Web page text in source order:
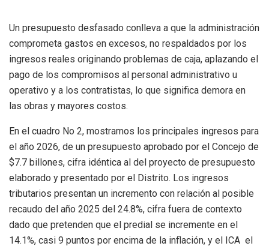
Un presupuesto desfasado conlleva a que la administración
comprometa gastos en excesos, no respaldados por los
ingresos reales originando problemas de caja, aplazando el
pago de los compromisos al personal administrativo u
operativo y a los contratistas, lo que significa demora en
las obras y mayores costos.
En el cuadro No 2, mostramos los principales ingresos para
el año 2026, de un presupuesto aprobado por el Concejo de
$7.7 billones, cifra idéntica al del proyecto de presupuesto
elaborado y presentado por el Distrito. Los ingresos
tributarios presentan un incremento con relación al posible
recaudo del año 2025 del 24.8%, cifra fuera de contexto
dado que pretenden que el predial se incremente en el
14.1%, casi 9 puntos por encima de la inflación, y el ICA el